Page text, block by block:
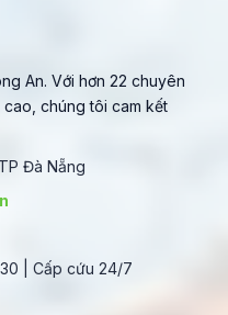
An. Với hơn 22 chuyên
chúng tôi cam kết
Đà Nẵng
| Cấp cứu 24/7